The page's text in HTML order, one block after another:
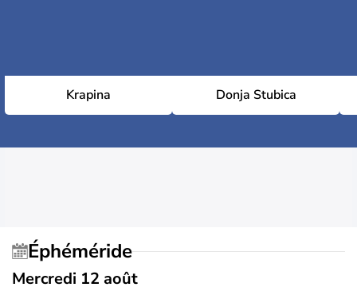
Krapina Donja Stubica
Éphéméride
Mercredi 12 août